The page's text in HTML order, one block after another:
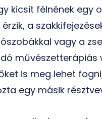
kicsit félnének egy
a
vagy a
is meg lehet
egy másik